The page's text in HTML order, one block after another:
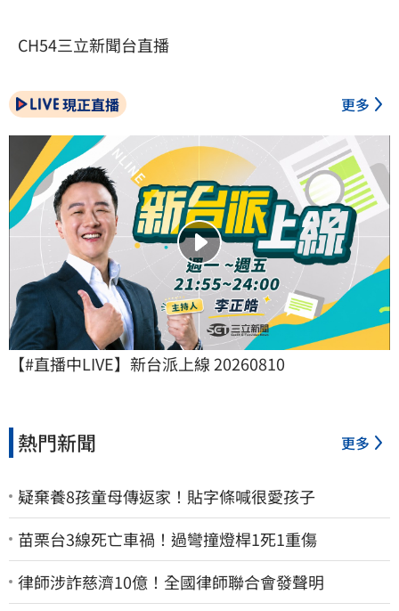
CH54三立新聞台直播
現正直播 更多
【#直播中LIVE】新台派上線 20260810
熱門新聞 更多
疑棄養8孩童母傳返家！貼字條喊很愛孩子
苗栗台3線死亡車禍！過彎撞燈桿1死1重傷
律師涉詐慈濟10億！全國律師聯合會發聲明